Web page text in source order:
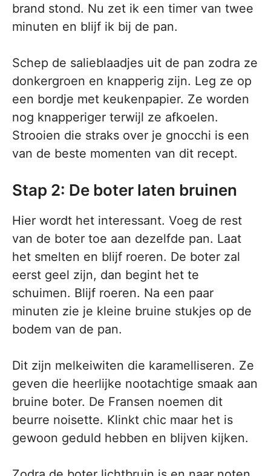
brand stond. Nu zet ik een timer van twee
minuten en blijf ik bij de pan.
Schep de salieblaadjes uit de pan zodra ze
donkergroen en knapperig zijn. Leg ze op
een bordje met keukenpapier. Ze worden
nog knapperiger terwijl ze afkoelen.
Strooien die straks over je gnocchi is een
van de beste momenten van dit recept.
Stap 2: De boter laten bruinen
Hier wordt het interessant. Voeg de rest
van de boter toe aan dezelfde pan. Laat
het smelten en blijf roeren. De boter zal
eerst geel zijn, dan begint het te
schuimen. Blijf roeren. Na een paar
minuten zie je kleine bruine stukjes op de
bodem van de pan.
Dit zijn melkeiwiten die karamelliseren. Ze
geven die heerlijke nootachtige smaak aan
bruine boter. De Fransen noemen dit
beurre noisette. Klinkt chic maar het is
gewoon geduld hebben en blijven kijken.